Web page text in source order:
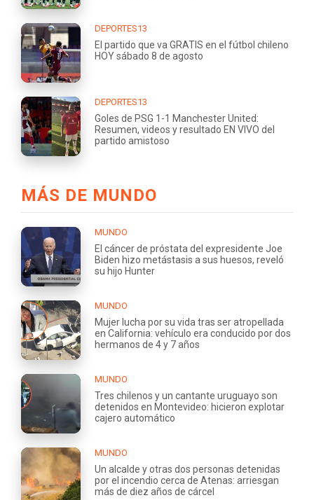
DEPORTES13
El partido que va GRATIS en el fútbol chileno
HOY sábado 8 de agosto
DEPORTES13
Goles de PSG 1-1 Manchester United:
Resumen, videos y resultado EN VIVO del
partido amistoso
MÁS DE MUNDO
MUNDO
El cáncer de próstata del expresidente Joe
Biden hizo metástasis a sus huesos, reveló
su hijo Hunter
MUNDO
Mujer lucha por su vida tras ser atropellada
en California: vehículo era conducido por dos
hermanos de 4 y 7 años
MUNDO
Tres chilenos y un cantante uruguayo son
detenidos en Montevideo: hicieron explotar
cajero automático
MUNDO
Un alcalde y otras dos personas detenidas
por el incendio cerca de Atenas: arriesgan
más de diez años de cárcel